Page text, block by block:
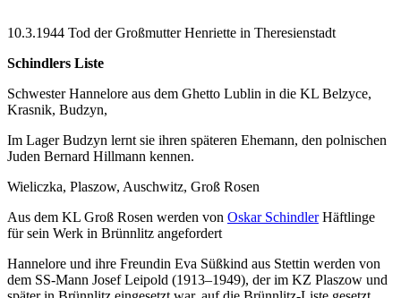
10.3.1944 Tod der Großmutter Henriette in Theresienstadt
Schindlers Liste
Schwester Hannelore aus dem Ghetto Lublin in die KL Belzyce,
Krasnik, Budzyn,
Im Lager Budzyn lernt sie ihren späteren Ehemann, den polnischen
Juden Bernard Hillmann kennen.
Wieliczka, Plaszow, Auschwitz, Groß Rosen
Aus dem KL Groß Rosen werden von Oskar SchindlerHäftlinge
für sein Werk in Brünnlitz angefordert
Hannelore und ihre Freundin Eva Süßkind aus Stettin werden von
dem SS-Mann Josef Leipold (1913–1949), der im KZ Plaszow und